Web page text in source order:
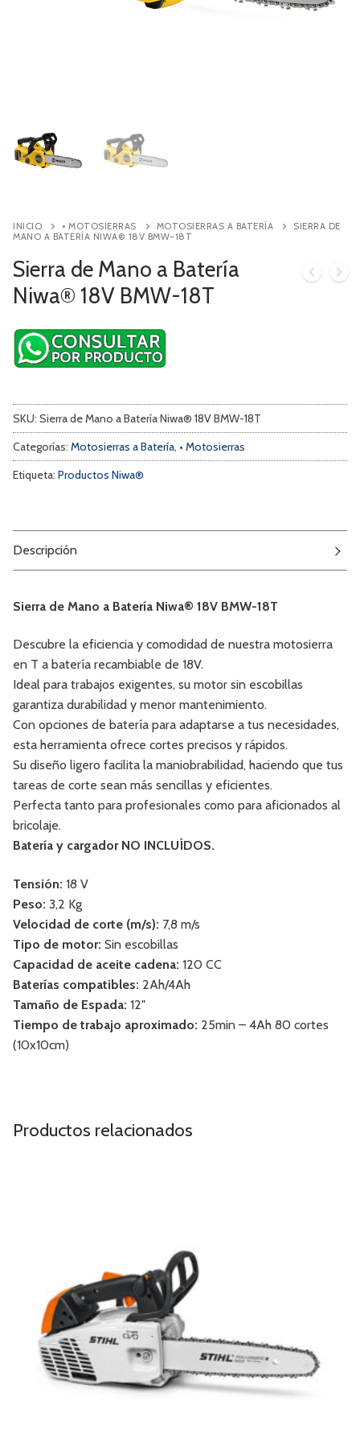
INICIO • MOTOSIERRAS MOTOSIERRAS A BATERÍA
SIERRA DE
MANO A BATERÍA NIWA® 18V BMW-18T
Sierra de Mano a Batería
Niwa® 18V BMW-18T
SKU: Sierra de Mano a Batería Niwa® 18V BMW-18T
Categorías: Motosierras a Batería, • Motosierras
Etiqueta: Productos Niwa®
Descripción
Sierra de Mano a Batería Niwa® 18V BMW-18T
Descubre la eficiencia y comodidad de nuestra motosierra
en T a batería recambiable de 18V.
Ideal para trabajos exigentes, su motor sin escobillas
garantiza durabilidad y menor mantenimiento.
Con opciones de batería para adaptarse a tus necesidades,
esta herramienta ofrece cortes precisos y rápidos.
Su diseño ligero facilita la maniobrabilidad, haciendo que tus
tareas de corte sean más sencillas y eficientes.
Perfecta tanto para profesionales como para aficionados al
bricolaje.
Batería y cargador NO INCLUÍDOS.
Tensión: 18 V
Peso: 3,2 Kg
Velocidad de corte (m/s): 7,8 m/s
Tipo de motor: Sin escobillas
Capacidad de aceite cadena: 120 CC
Baterías compatibles: 2Ah/4Ah
Tamaño de Espada: 12″
Tiempo de trabajo aproximado: 25min – 4Ah 80 cortes
(10x10cm)
Productos relacionados